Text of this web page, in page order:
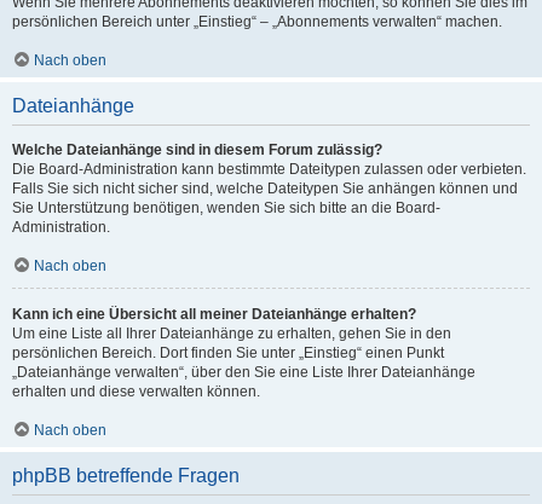
persönlichen Bereich unter „Einstieg“ – „Abonnements verwalten“ machen.
Nach oben
Dateianhänge
Welche Dateianhänge sind in diesem Forum zulässig?
Die Board-Administration kann bestimmte Dateitypen zulassen oder verbieten.
Falls Sie sich nicht sicher sind, welche Dateitypen Sie anhängen können und
Sie Unterstützung benötigen, wenden Sie sich bitte an die Board-
Administration.
Nach oben
Kann ich eine Übersicht all meiner Dateianhänge erhalten?
Um eine Liste all Ihrer Dateianhänge zu erhalten, gehen Sie in den
persönlichen Bereich. Dort finden Sie unter „Einstieg“ einen Punkt
„Dateianhänge verwalten“, über den Sie eine Liste Ihrer Dateianhänge
erhalten und diese verwalten können.
Nach oben
phpBB betreffende Fragen